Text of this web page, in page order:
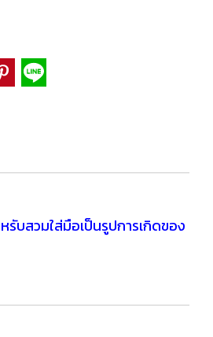
รับสวมใส่มือเป็นรูปการเกิดของ